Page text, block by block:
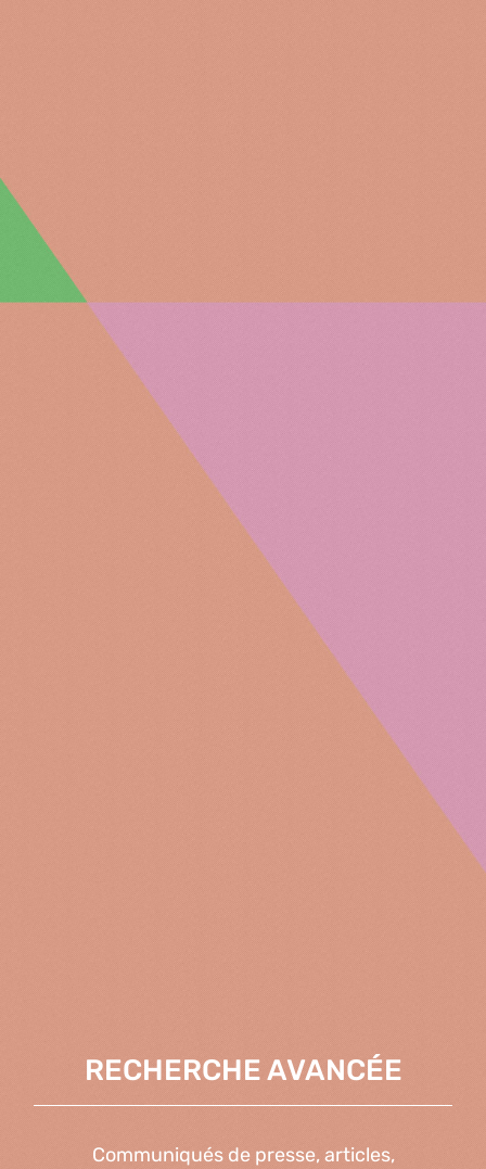
RECHERCHE AVANCÉE
Communiqués de presse, articles,